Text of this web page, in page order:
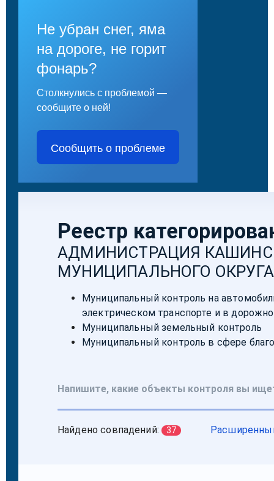
Не убран снег, яма
на дороге, не горит
фонарь?
Столкнулись с проблемой —
сообщите о ней!
Сообщить о проблеме